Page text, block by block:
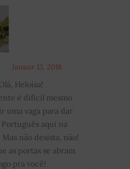
Januar 13, 2018
Heloísa!
é difícil mesmo
uma vaga para dar
Português aqui na
Mas não desista, não!
as portas se abram
pra você!